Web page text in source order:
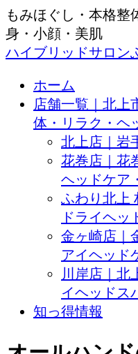
もみほぐし・本格整
身・小顔・美肌
ハイブリッドサロン
ホーム
店舗一覧｜北上
体・リラク・ヘ
北上店｜岩
花巻店｜花
ヘッドケア
ふわり北上
ドライヘッ
金ヶ崎店｜
アイヘッド
川岸店｜北
イヘッドス
知っ得情報